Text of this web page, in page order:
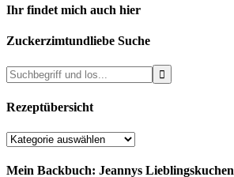
Ihr findet mich auch hier
Zuckerzimtundliebe Suche
Rezeptübersicht
Rezeptübersicht
Mein Backbuch: Jeannys Lieblingskuchen